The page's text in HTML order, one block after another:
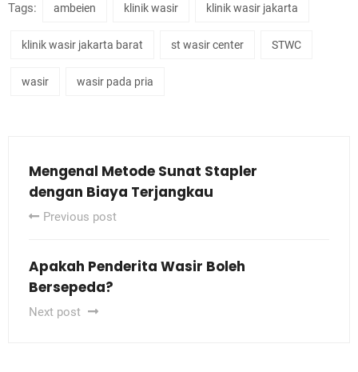
Tags: ambeien klinik wasir klinik wasir jakarta
klinik wasir jakarta barat st wasir center STWC
wasir wasir pada pria
Mengenal Metode Sunat Stapler
dengan Biaya Terjangkau
Previous post
Apakah Penderita Wasir Boleh
Bersepeda?
Next post